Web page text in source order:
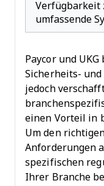
Verfügbarkeit
umfassende
Paycor und
Sicherheits-
jedoch
einen Vorteil in
Um den
Anforderungen
spezifischen
Ihrer Branche